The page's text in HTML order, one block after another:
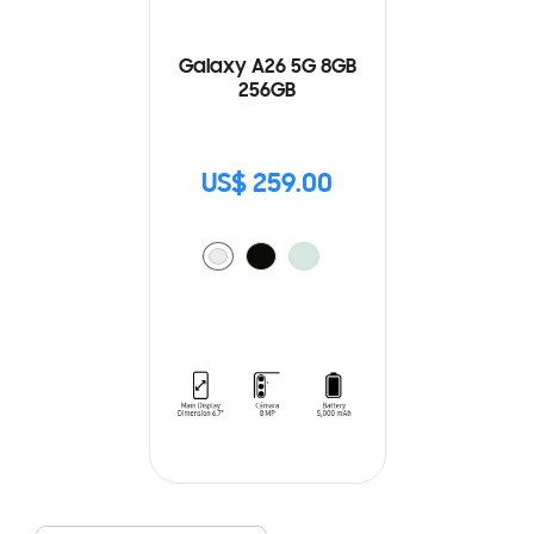
Galaxy A26 5G 8GB
256GB
US$ 259.00